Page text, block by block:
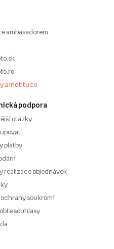
ambasadorem
a indtituce
podpora
otázky
platby
realizace objednávek
soukromí
souhlasy